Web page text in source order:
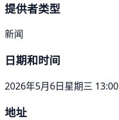
提供者类型
新闻
日期和时间
2026年5月6日星期三 13:00
地址